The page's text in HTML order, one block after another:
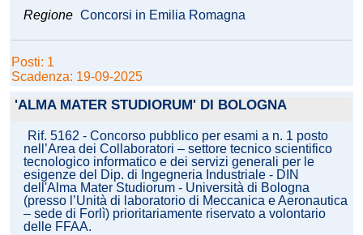
Regione Concorsi in Emilia Romagna
Posti: 1
Scadenza: 19-09-2025
'ALMA MATER STUDIORUM' DI BOLOGNA
Rif. 5162 - Concorso pubblico per esami a n. 1 posto
nell’Area dei Collaboratori – settore tecnico scientifico
tecnologico informatico e dei servizi generali per le
esigenze del Dip. di Ingegneria Industriale - DIN
dell'Alma Mater Studiorum - Università di Bologna
(presso l’Unità di laboratorio di Meccanica e Aeronautica
– sede di Forlì) prioritariamente riservato a volontario
delle FFAA.